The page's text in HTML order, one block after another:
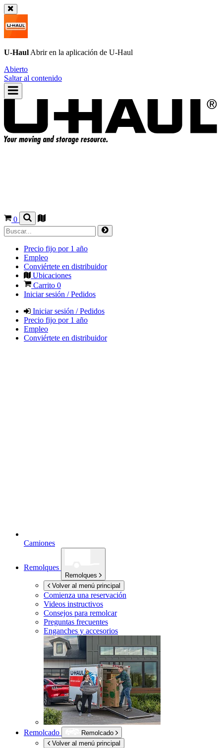
U-Haul Abrir en la aplicación de U-Haul
Abierto
Saltar al contenido
0
Precio fijo por 1 año
Empleo
Conviértete en distribuidor
Ubicaciones
Carrito 0
Iniciar sesión / Pedidos
Iniciar sesión / Pedidos
Precio fijo por 1 año
Empleo
Conviértete en distribuidor
Camiones
Remolques
Remolques
Volver al menú principal
Comienza una reservación
Videos instructivos
Consejos para remolcar
Preguntas frecuentes
Enganches y accesorios
Remolcado
Remolcado
Volver al menú principal